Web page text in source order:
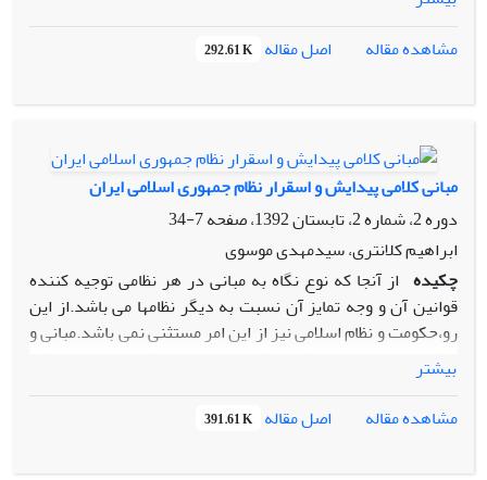
شیعه با توجه به ویژگی ها و ظرفیتهایی که از آن برخوردار
است،توانایی و کارآیی لازم در حل معضلات نوظهور اجتماعی و
سیاسی در عصر حاضر را داراست.نخست با مرور مفاهیم و کلیات
حرکت فقه پویا به سوی توانایی ها و کارامدی علمی و عملی فقه
است که نیازمند نظریه پردازی در فقه سیاسی و مردم سالاری
دینی به تبع آن است.
مشاهده مقاله
اصل مقاله 292.61 K
مبانی کلامی پیدایش و اسقرار نظام جمهوری اسلامی ایران
دوره 2، شماره 2، تابستان 1392، صفحه
7-34
ابراهیم کلانتری، سیدمهدی موسوی
چکیده از آنجا که نوع نگاه به مبانی در هر نظامی توجیه کننده
قوانین آن و وجه تمایز آن نسبت به دیگر نظامها می باشد.از این
رو،حکومت و نظام اسلامی نیز از این امر مستثنی نمی باشد.مبانی و
ریشه های اعتقادی و کلامی که منجر به پیدایش و استقرار نظام
جمهوری اسلامی ایران شده،همان مبانی کلامی اسلام ناب و مکتب
اهل بیت می باشد.نظام جمهوری اسلامی ایران دارای مبانی چون
معرفت شناسی و هستی شناسی الهیی،انسان
بیشتر
مشاهده مقاله
اصل مقاله 391.61 K